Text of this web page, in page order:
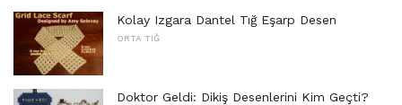
Kolay Izgara Dantel Tığ Eşarp Desen
ORTA TIĞ
Doktor Geldi: Dikiş Desenlerini Kim Geçti?